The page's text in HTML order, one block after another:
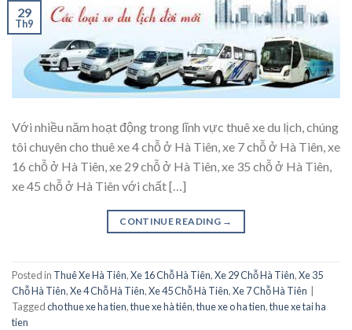
29
Th9
Với nhiều năm hoạt động trong lĩnh vực thuê xe du lịch, chúng
tôi chuyên cho thuê xe 4 chỗ ở Hà Tiên, xe 7 chỗ ở Hà Tiên, xe
16 chỗ ở Hà Tiên, xe 29 chỗ ở Hà Tiên, xe 35 chỗ ở Hà Tiên,
xe 45 chỗ ở Hà Tiên với chất […]
CONTINUE READING →
Posted in Thuê Xe Hà Tiên,Xe 16 Chỗ Hà Tiên,Xe 29 Chỗ Hà Tiên,Xe 35
Chỗ Hà Tiên,Xe 4 Chỗ Hà Tiên,Xe 45 Chỗ Hà Tiên,Xe 7 Chỗ Hà Tiên
Taggedcho thue xe ha tien,thue xe hà tiên,thue xe o ha tien,thue xe tai ha
tien